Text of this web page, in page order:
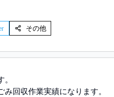
その他
回収作業実績になります。